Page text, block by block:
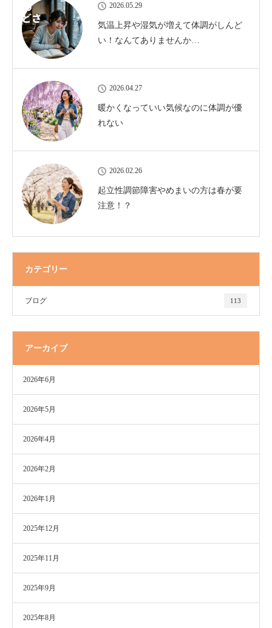
2026.05.29
気温上昇や湿気が増えて体調がしんど
い！なんてありませんか…
2026.04.27
暖かくなっていい気候なのに体調が優
れない
2026.02.26
起立性調節障害やめまいの方は春が要
注意！？
カテゴリー
ブログ 113
アーカイブ
2026年6月
2026年5月
2026年4月
2026年2月
2026年1月
2025年12月
2025年11月
2025年9月
2025年8月